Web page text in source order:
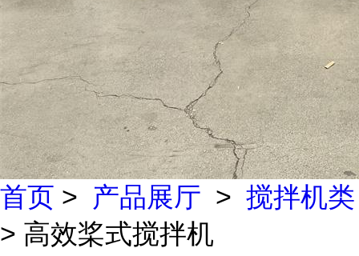
首页 > 产品展厅 > 搅拌机类
> 高效桨式搅拌机